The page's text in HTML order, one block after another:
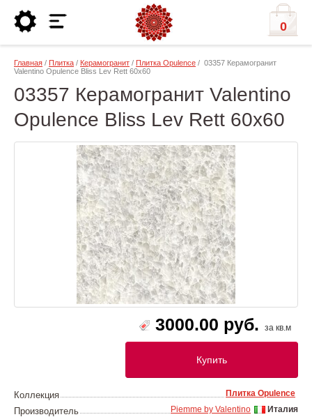
0
Главная / Плитка / Керамогранит / Плитка Opulence / 03357 Керамогранит
Valentino Opulence Bliss Lev Rett 60x60
03357 Керамогранит Valentino
Opulence Bliss Lev Rett 60x60
3000.00 руб. за кв.м
Купить
Коллекция Плитка Opulence
Производитель Италия
Piemme by Valentino